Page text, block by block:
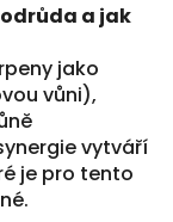
a jak
jako
vůni),
vytváří
je pro tento